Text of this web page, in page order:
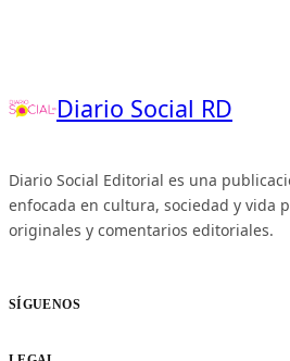
Diario Social RD
Diario Social Editorial es una
enfocada en cultura, sociedad y vida
originales y comentarios editoriales.
SÍGUENOS